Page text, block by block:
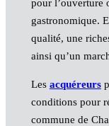
pour l’ouverture
gastronomique.
qualité, une
ainsi qu’un
Les acquéreurs
conditions pour
commune de